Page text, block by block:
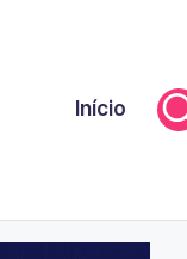
Início